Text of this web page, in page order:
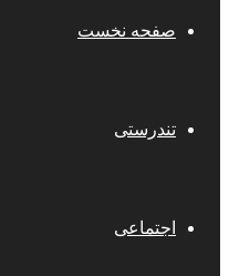
صفحه نخست
تندرستی
اجتماعی